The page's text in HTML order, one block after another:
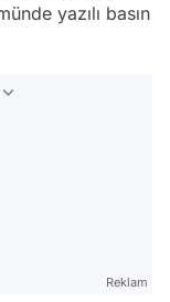
yazılı basın
Reklam